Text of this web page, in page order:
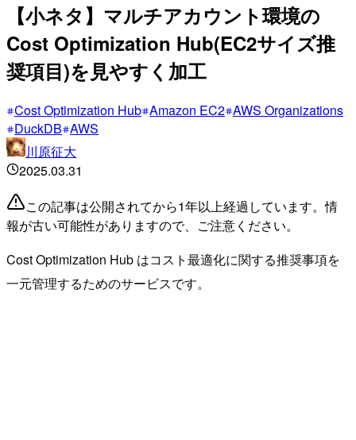
【小ネタ】マルチアカウント環境の
Cost Optimization Hub(EC2サイズ推
奨項目)を見やすく加工
Cost Optimization Hub Amazon EC2 AWS Organizations
DuckDB AWS
川原征大
2025.03.31
この記事は公開されてから1年以上経過しています。情
報が古い可能性がありますので、ご注意ください。
Cost Optimization Hub はコスト最適化に関する推奨事項を
一元管理するためのサービスです。